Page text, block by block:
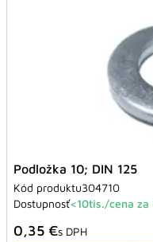
Podložka 10; DIN 125
Kód produktu304710
Dostupnosť<10tis./cena za
0,35 €s DPH